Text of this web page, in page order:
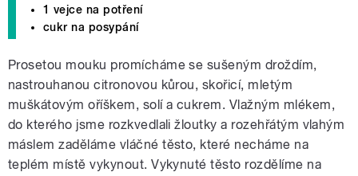
1 vejce na potření
cukr na posypání
Prosetou mouku promícháme se sušeným droždím,
nastrouhanou citronovou kůrou, skořicí, mletým
muškátovým oříškem, solí a cukrem. Vlažným mlékem,
do kterého jsme rozkvedlali žloutky a rozehřátým vlahým
máslem zaděláme vláčné těsto, které necháme na
teplém místě vykynout. Vykynuté těsto rozdělíme na